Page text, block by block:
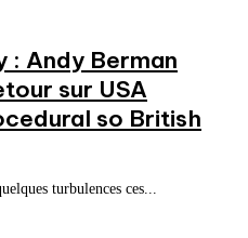
: Andy Berman
sur USA
so British
turbulences ces...